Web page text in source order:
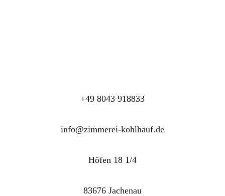
+49 8043 918833
info@zimmerei-kohlhauf.de
Höfen 18 1/4
83676 Jachenau